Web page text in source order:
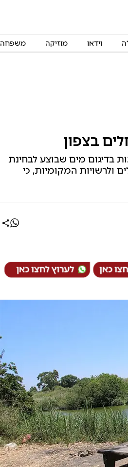
וידאו מוזיקה משפחה
בצפון
בדיגום מים שבוצע לבחינת
ולרשויות המקומיות, כי